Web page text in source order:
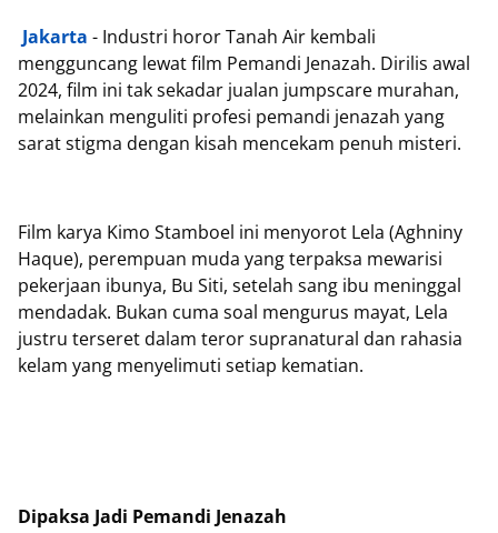
Jakarta - Industri horor Tanah Air kembali
mengguncang lewat film Pemandi Jenazah. Dirilis awal
2024, film ini tak sekadar jualan jumpscare murahan,
melainkan menguliti profesi pemandi jenazah yang
sarat stigma dengan kisah mencekam penuh misteri.
Film karya Kimo Stamboel ini menyorot Lela (Aghniny
Haque), perempuan muda yang terpaksa mewarisi
pekerjaan ibunya, Bu Siti, setelah sang ibu meninggal
mendadak. Bukan cuma soal mengurus mayat, Lela
justru terseret dalam teror supranatural dan rahasia
kelam yang menyelimuti setiap kematian.
Dipaksa Jadi Pemandi Jenazah